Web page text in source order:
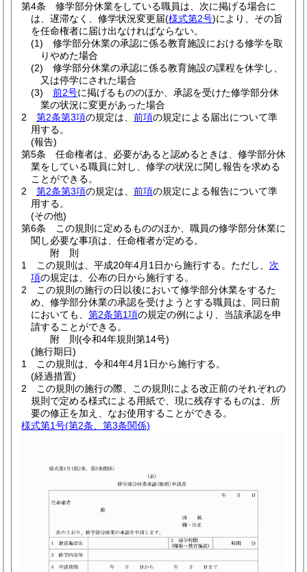
第4条
修学部分休業をしている職員は、次に掲げる場合に
は、遅滞なく、修学状況変更届(様式第2号)により、その旨
を任命権者に届け出なければならない。
(1)
修学部分休業の承認に係る教育施設における修学を取
りやめた場合
(2)
修学部分休業の承認に係る教育施設の課程を休学し、
又は停学にされた場合
(3)
前2号に掲げるもののほか、承認を受けた修学部分休
業の状況に変更があった場合
2
第2条第3項の規定は、 前項の規定による届出について準
用する。
(報告)
第5条
任命権者は、必要があると認めるときは、修学部分休
業をしている職員に対し、修学の状況に関し報告を求める
ことができる。
2
第2条第3項の規定は、 前項の規定による報告について準
用する。
(その他)
第6条
この規則に定めるもののほか、職員の修学部分休業に
関し必要な事項は、任命権者が定める。
附 則
1
この規則は、平成20年4月1日から施行する。 ただし、 次
項の規定は、公布の日から施行する。
2
この規則の施行の日以後において修学部分休業をするた
め、修学部分休業の承認を受けようとする職員は、同日前
においても、 第2条第1項の規定の例により、当該承認を申
請することができる。
附 則(令和4年規則第14号)
(施行期日)
1
この規則は、令和4年4月1日から施行する。
(経過措置)
2
この規則の施行の際、この規則による改正前のそれぞれの
規則で定める様式による用紙で、現に残存するものは、所
要の修正を加え、なお使用することができる。
様式第1号(第2条、第3条関係)